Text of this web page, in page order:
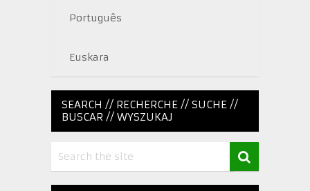
Português
Euskara
SEARCH // RECHERCHE // SUCHE //
BUSCAR // WYSZUKAJ